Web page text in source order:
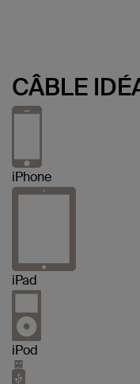
CÂBLE
iPhone
iPad
iPod